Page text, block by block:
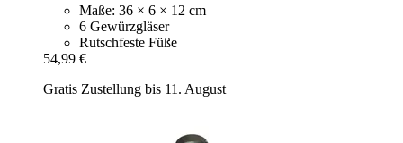
Maße: 36 × 6 × 12 cm
6 Gewürzgläser
Rutschfeste Füße
54,99 €
Gratis Zustellung bis 11. August